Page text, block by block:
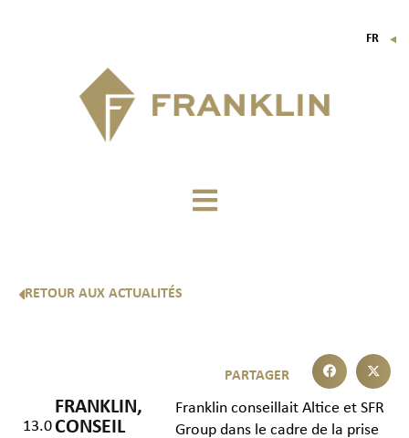
FR ▼
RETOUR AUX ACTUALITÉS
13.0
FRANKLIN,
CONSEIL
Franklin conseillait Altice et SFR
Group dans le cadre de la prise